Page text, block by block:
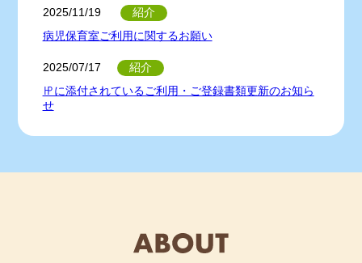
2025/11/19 紹介
病児保育室ご利用に関するお願い
2025/07/17 紹介
㏋に添付されているご利用・ご登録書類更新のお知ら
せ
2025/06/13 紹介
のお知らせ」を更新しました